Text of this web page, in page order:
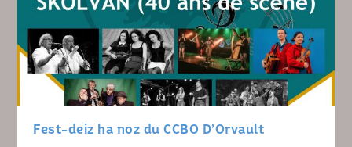
Fest-deiz ha noz du CCBO D’Orvault